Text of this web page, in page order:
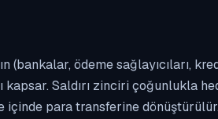
(bankalar, ödeme
kapsar. Saldırı zinciri
içinde para transferine